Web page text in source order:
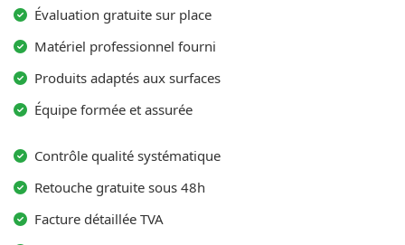
Évaluation gratuite sur place
Matériel professionnel fourni
Produits adaptés aux surfaces
Équipe formée et assurée
Contrôle qualité systématique
Retouche gratuite sous 48h
Facture détaillée TVA